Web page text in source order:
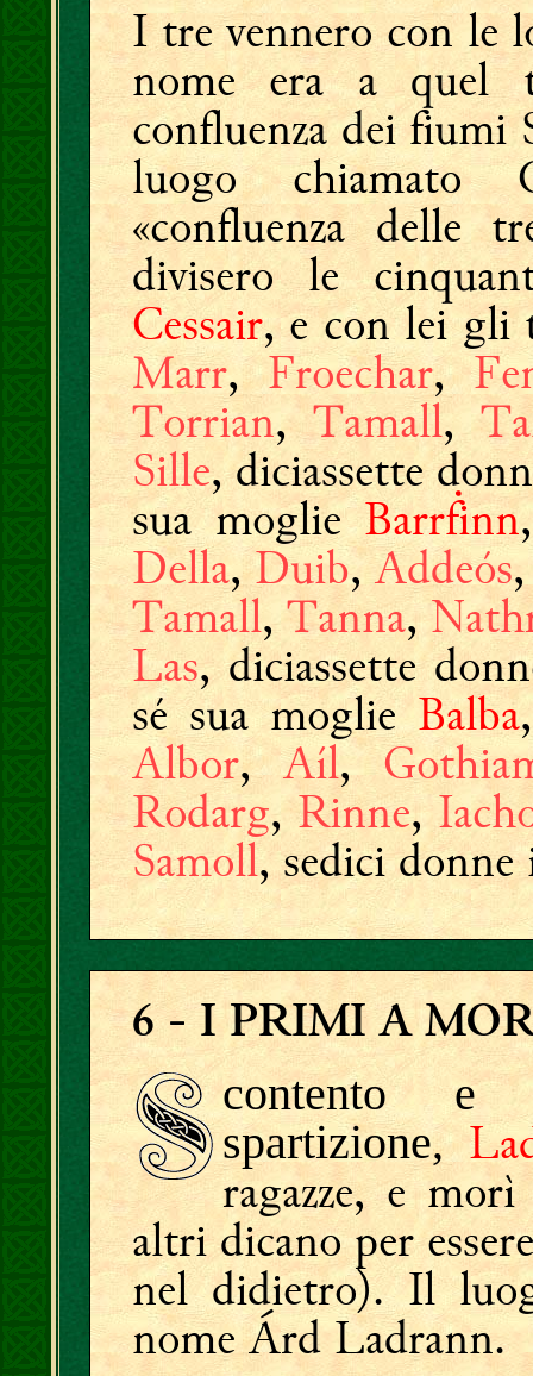
I tre vennero con le
nome era a quel
confluenza dei fiumi
luogo chiamato
«confluenza delle
divisero le
Cessair, e con lei gli
Marr,Froechar,
Torrian,Tamall,
Sille, diciassette
sua moglieBarrḟinn
Della,Duib,Addeós
Tamall,Tanna,
Las, diciassette
sé sua moglieBalba
Albor,Aíl,
Rodarg,Rinne,
Samoll, sedici
6- I PRIMI A
contento e
spartizione,
ragazze, e morì
altri dicano per
nel didietro). Il
nome Árd Ladrann.